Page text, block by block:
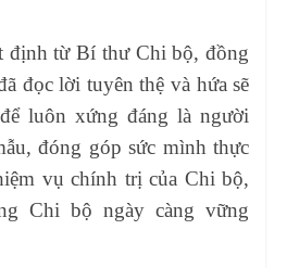
định từ Bí thư Chi bộ, đồng
đọc lời tuyên thệ và hứa sẽ
luôn xứng đáng là người
đóng góp sức mình thực
vụ chính trị của Chi bộ,
Chi bộ ngày càng vững